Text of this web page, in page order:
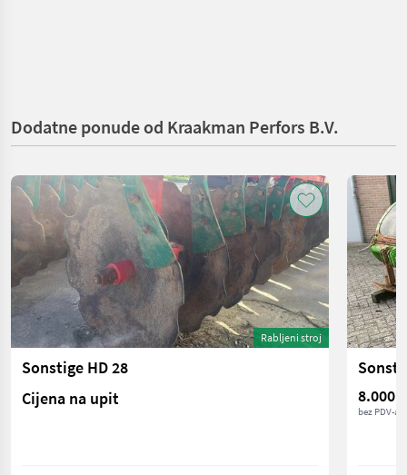
Dodatne ponude od Kraakman Perfors B.V.
Rabljeni stroj
Sonstige HD 28
Cijena na upit
8.000 €
bez PDV-a